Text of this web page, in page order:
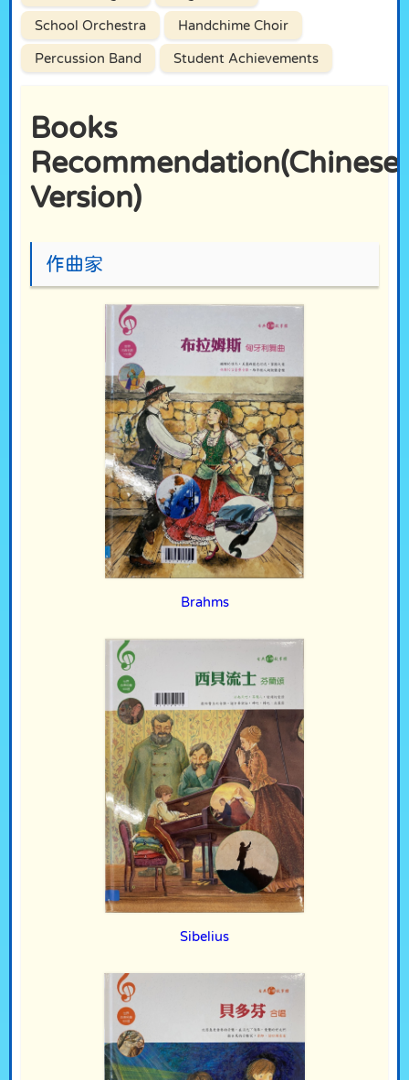
School Orchestra Handchime Choir
Percussion Band Student Achievements
Books
Recommendation(Chinese
Version)
作曲家
Brahms
Sibelius